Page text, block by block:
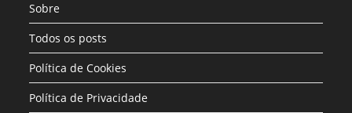
Sobre
Todos os posts
Política de Cookies
Política de Privacidade